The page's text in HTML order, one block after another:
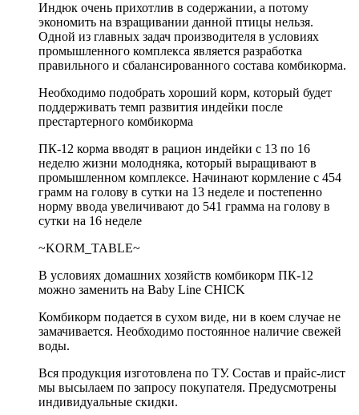
Индюк очень прихотлив в содержании, а потому
экономить на взращивании данной птицы нельзя.
Одной из главных задач производителя в условиях
промышленного комплекса является разработка
правильного и сбалансированного состава комбикорма.
Необходимо подобрать хороший корм, который будет
поддерживать темп развития индейки после
престартерного комбикорма
ПК-12 корма вводят в рацион индейки с 13 по 16
неделю жизни молодняка, который выращивают в
промышленном комплексе. Начинают кормление с 454
грамм на голову в сутки на 13 неделе и постепенно
норму ввода увеличивают до 541 грамма на голову в
сутки на 16 неделе
~KORM_TABLE~
В условиях домашних хозяйств комбикорм ПК-12
можно заменить на Baby Line CHICK
Комбикорм подается в сухом виде, ни в коем случае не
замачивается. Необходимо постоянное наличие свежей
воды.
Вся продукция изготовлена по ТУ. Состав и прайс-лист
мы высылаем по запросу покупателя. Предусмотрены
индивидуальные скидки.